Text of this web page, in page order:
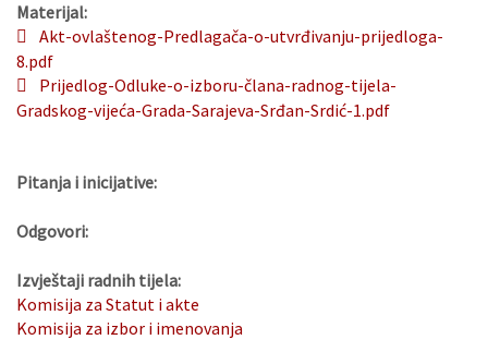
Materijal:
Akt-ovlaštenog-Predlagača-o-utvrđivanju-prijedloga-
8.pdf
Prijedlog-Odluke-o-izboru-člana-radnog-tijela-
Gradskog-vijeća-Grada-Sarajeva-Srđan-Srdić-1.pdf
Pitanja i inicijative:
Odgovori:
Izvještaji radnih tijela:
Komisija za Statut i akte
Komisija za izbor i imenovanja